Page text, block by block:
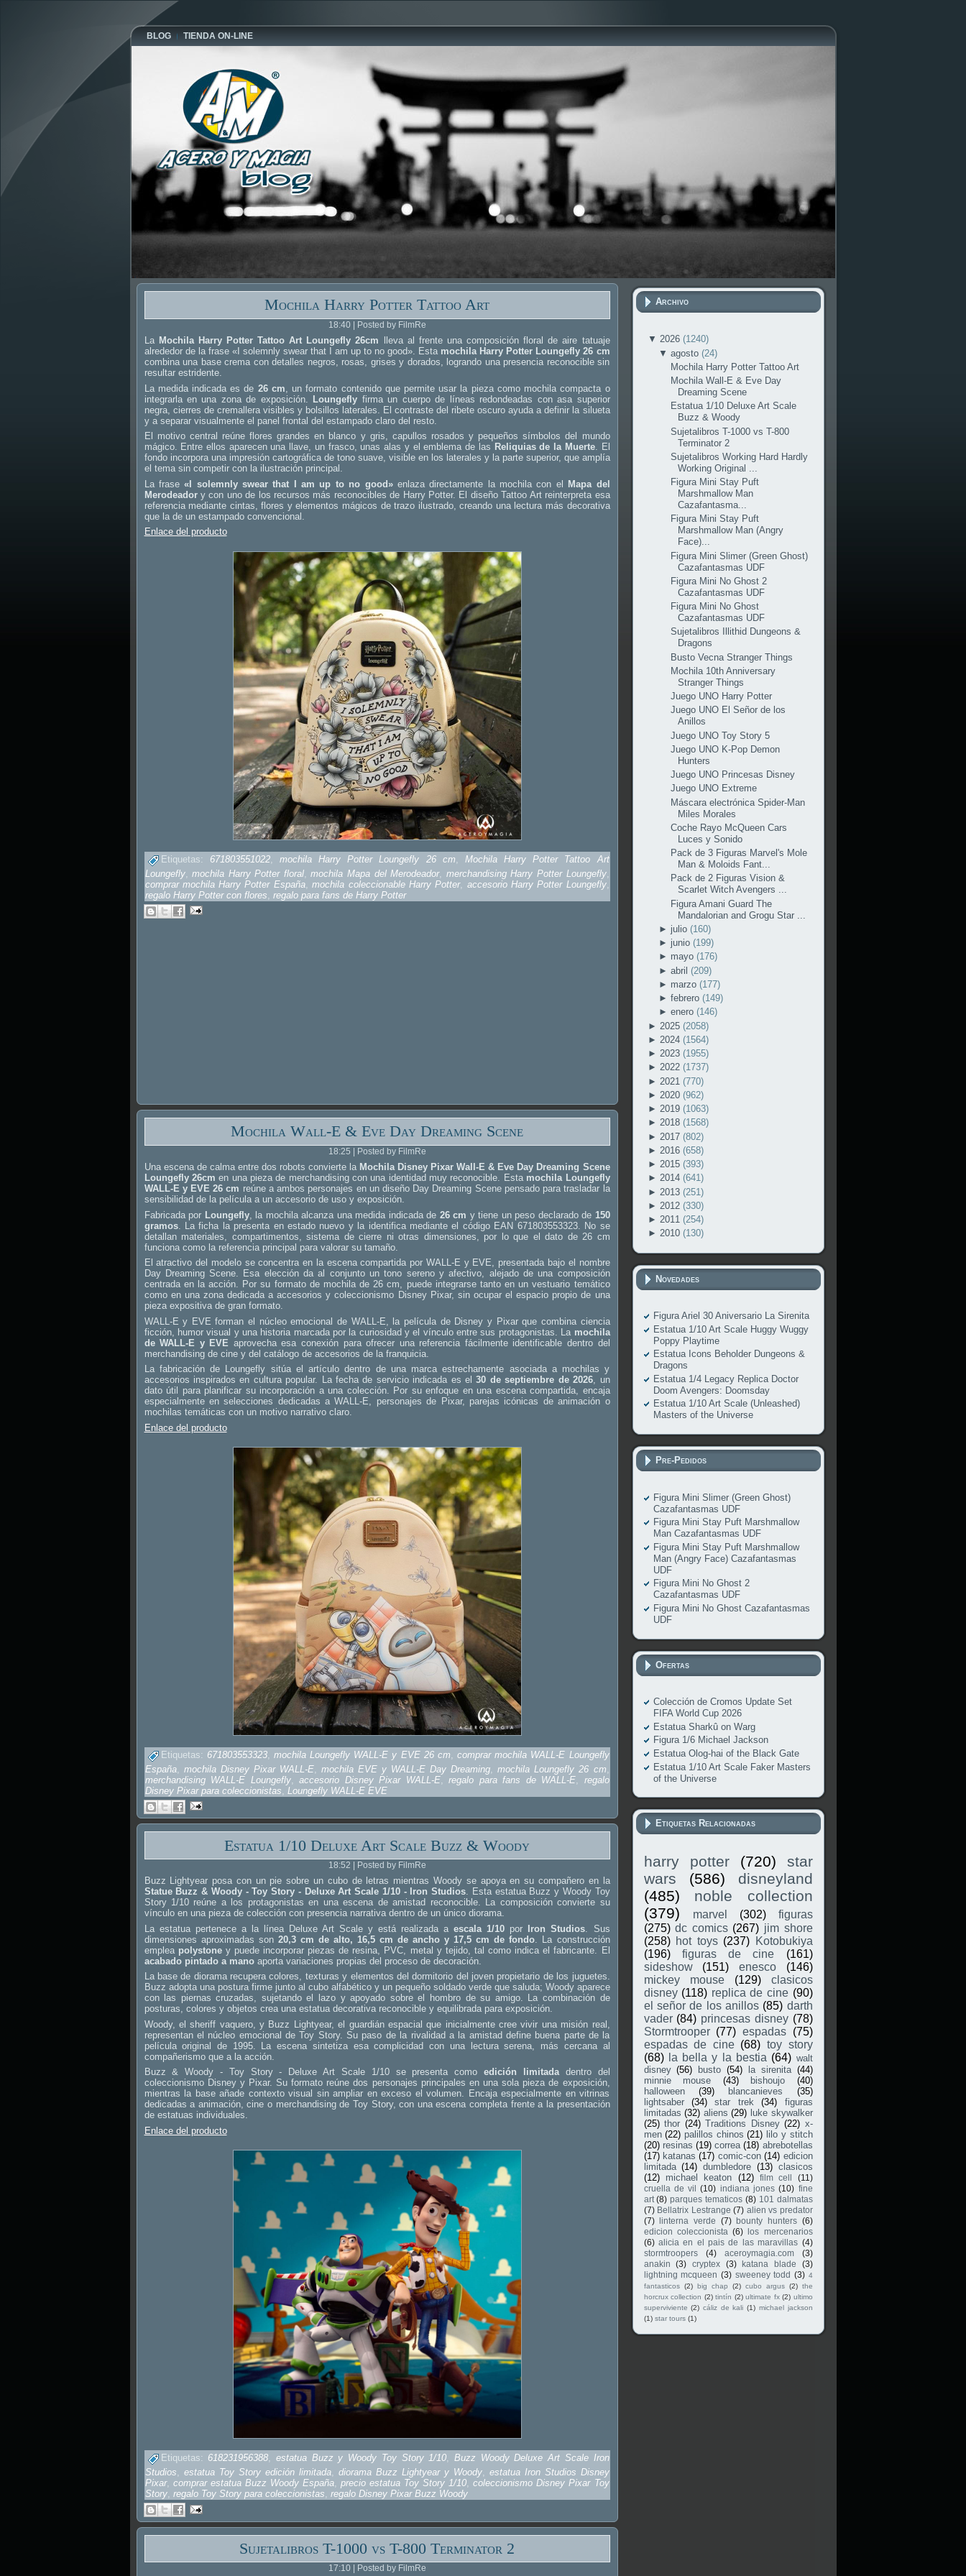
BLOG TIENDA ON-LINE
Mochila Harry Potter Tattoo Art
18:40 | Posted by FilmRe
La Mochila Harry Potter Tattoo Art Loungefly 26cm lleva al frente una composición floral de aire tatuaje
alrededor de la frase «I solemnly swear that I am up to no good». Esta mochila Harry Potter Loungefly 26 cm
combina una base crema con detalles negros, rosas, grises y dorados, logrando una presencia reconocible sin
resultar estridente.
La medida indicada es de 26 cm , un formato contenido que permite usar la pieza como mochila compacta o
integrarla en una zona de exposición.
Loungefly firma un cuerpo de líneas redondeadas con asa superior
negra, cierres de cremallera visibles y bolsillos laterales. El contraste del ribete oscuro ayuda a definir la silueta
y a separar visualmente el panel frontal del estampado claro del resto.
El motivo central reúne flores grandes en blanco y gris, capullos rosados y pequeños símbolos del mundo
mágico. Entre ellos aparecen una llave, un frasco, unas alas y el emblema de las Reliquias de la Muerte. El
fondo incorpora una impresión cartográfica de tono suave, visible en los laterales y la parte superior, que amplía
el tema sin competir con la ilustración principal.
La frase«I solemnly swear that I am up to no good»enlaza directamente la mochila con el
Mapa del
Merodeadory con uno de los recursos más reconocibles de Harry Potter. El diseño Tattoo Art reinterpreta esa
referencia mediante cintas, flores y elementos mágicos de trazo ilustrado, creando una lectura más decorativa
que la de un estampado convencional.
Enlace del producto
Etiquetas: 671803551022, mochila Harry Potter Loungefly 26 cm, Mochila Harry Potter Tattoo Art
Loungefly,mochila Harry Potter floral,mochila Mapa del Merodeador, merchandising Harry Potter Loungefly,
comprar mochila Harry Potter España,mochila coleccionable Harry Potter, accesorio Harry Potter Loungefly,
regalo Harry Potter con flores regalo para fans de Harry Potter
Mochila Wall-E & Eve Day Dreaming Scene
18:25 | Posted by FilmRe
Una escena de calma entre dos robots convierte la Mochila Disney Pixar Wall-E & Eve Day Dreaming Scene
Loungefly 26cm en una pieza de merchandising con una identidad muy reconocible. Esta mochila Loungefly
WALL-E y EVE 26 cm reúne a ambos personajes en un diseño Day Dreaming Scene pensado para trasladar la
sensibilidad de la película a un accesorio de uso y exposición.
Fabricada por Loungefly, la mochila alcanza una medida indicada de 26 cm y tiene un peso declarado de 150
gramos. La ficha la presenta en estado nuevo y la identifica mediante el código EAN 671803553323. No se
detallan materiales, compartimentos, sistema de cierre ni otras dimensiones, por lo que el dato de 26 cm
funciona como la referencia principal para valorar su tamaño.
El atractivo del modelo se concentra en la escena compartida por WALL-E y EVE, presentada bajo el nombre
Day Dreaming Scene. Esa elección da al conjunto un tono sereno y afectivo, alejado de una composición
centrada en la acción. Por su formato de mochila de 26 cm, puede integrarse tanto en un vestuario temático
como en una zona dedicada a accesorios y coleccionismo Disney Pixar, sin ocupar el espacio propio de una
pieza expositiva de gran formato.
WALL-E y EVE forman el núcleo emocional de WALL-E, la película de Disney y Pixar que combina ciencia
ficción, humor visual y una historia marcada por la curiosidad y el vínculo entre sus protagonistas. La mochila
de WALL-E y EVE aprovecha esa conexión para ofrecer una referencia fácilmente identificable dentro del
merchandising de cine y del catálogo de accesorios de la franquicia.
La fabricación de Loungefly sitúa el artículo dentro de una marca estrechamente asociada a mochilas y
accesorios inspirados en cultura popular. La fecha de servicio indicada es el30 de septiembre de 2026, un
dato útil para planificar su incorporación a una colección. Por su enfoque en una escena compartida, encaja
especialmente en selecciones dedicadas a WALL-E, personajes de Pixar, parejas icónicas de animación o
mochilas temáticas con un motivo narrativo claro.
Enlace del producto
Etiquetas: 671803553323, mochila Loungefly WALL-E y EVE 26 cm,comprar mochila WALL-E Loungefly
España, mochila Disney Pixar WALL-E, mochila EVE y WALL-E Day Dreaming,mochila Loungefly 26 cm,
merchandising WALL-E Loungefly, accesorio Disney Pixar WALL-E, regalo para fans de WALL-E, regalo
Disney Pixar para coleccionistas, Loungefly WALL-E EVE
Estatua 1/10 Deluxe Art Scale Buzz & Woody
18:52 | Posted by FilmRe
Buzz Lightyear posa con un pie sobre un cubo de letras mientras Woody se apoya en su compañero en la
Statue Buzz & Woody - Toy Story - Deluxe Art Scale 1/10 - Iron Studios. Esta estatua Buzz y Woody Toy
Story 1/10 reúne a los protagonistas en una escena de amistad reconocible. La composición convierte su
vínculo en una pieza de colección con presencia narrativa dentro de un único diorama.
La estatua pertenece a la línea Deluxe Art Scale y está realizada aescala 1/10 por Iron Studios . Sus
dimensiones aproximadas son 20,3 cm de alto, 16,5 cm de ancho y 17,5 cm de fondo . La construcción
emplea polystoney puede incorporar piezas de resina, PVC, metal y tejido, tal como indica el fabricante. El
acabado pintado a manoaporta variaciones propias del proceso de decoración.
La base de diorama recupera colores, texturas y elementos del dormitorio del joven propietario de los juguetes.
Buzz adopta una postura firme junto al cubo alfabético y un pequeño soldado verde que saluda; Woody aparece
con las piernas cruzadas, sujetando el lazo y apoyado sobre el hombro de su amigo. La combinación de
posturas, colores y objetos crea una estatua decorativa reconocible y equilibrada para exposición.
Woody, el sheriff vaquero, y Buzz Lightyear, el guardián espacial que inicialmente cree vivir una misión real,
representan el núcleo emocional de Toy Story. Su paso de la rivalidad a la amistad define buena parte de la
película original de 1995. La escena sintetiza esa complicidad con una lectura serena, más cercana al
compañerismo que a la acción.
Buzz & Woody - Toy Story - Deluxe Art Scale 1/10 se presenta comoedición limitadadentro del
coleccionismo Disney y Pixar. Su formato reúne dos personajes principales en una sola pieza de exposición,
mientras la base añade contexto visual sin ampliar en exceso el volumen. Encaja especialmente en vitrinas
dedicadas a animación, cine o merchandising de Toy Story, con una escena completa frente a la presentación
de estatuas individuales.
Enlace del producto
Etiquetas: 618231956388, estatua Buzz y Woody Toy Story 1/10, Buzz Woody Deluxe Art Scale Iron
Studios, estatua Toy Story edición limitada, diorama Buzz Lightyear y Woody, estatua Iron Studios Disney
Pixar, comprar estatua Buzz Woody España, precio estatua Toy Story 1/10,coleccionismo Disney Pixar Toy
Story, regalo Toy Story para coleccionistas, regalo Disney Pixar Buzz Woody
Sujetalibros T-1000 vs T-800 Terminator 2
17:10 | Posted by FilmRe
Archivo
▼ 2026 (1240)
▼agosto(24)
Mochila Harry Potter Tattoo Art
Mochila Wall-E & Eve Day
Dreaming Scene
Estatua 1/10 Deluxe Art Scale
Buzz & Woody
Sujetalibros T-1000 vs T-800
Terminator 2
Sujetalibros Working Hard Hardly
Working Original ...
Figura Mini Stay Puft
Marshmallow Man
Cazafantasma...
Figura Mini Stay Puft
Marshmallow Man (Angry
Face)...
Figura Mini Slimer (Green Ghost)
Cazafantasmas UDF
Figura Mini No Ghost 2
Cazafantasmas UDF
Figura Mini No Ghost
Cazafantasmas UDF
Sujetalibros Illithid Dungeons &
Dragons
Busto Vecna Stranger Things
Mochila 10th Anniversary
Stranger Things
Juego UNO Harry Potter
Juego UNO El Señor de los
Anillos
Juego UNO Toy Story 5
Juego UNO K-Pop Demon
Hunters
Juego UNO Princesas Disney
Juego UNO Extreme
Máscara electrónica Spider-Man
Miles Morales
Coche Rayo McQueen Cars
Luces y Sonido
Pack de 3 Figuras Marvel's Mole
Man & Moloids Fant...
Pack de 2 Figuras Vision &
Scarlet Witch Avengers ...
Figura Amani Guard The
Mandalorian and Grogu Star ...
► julio(160)
► junio(199)
► mayo(176)
►abril(209)
► marzo(177)
►febrero(149)
►enero(146)
► 2025 (2058)
► 2024 (1564)
► 2023 (1955)
► 2022 (1737)
► 2021 (770)
► 2020 (962)
► 2019 (1063)
► 2018 (1568)
► 2017 (802)
► 2016 (658)
► 2015 (393)
► 2014 (641)
► 2013 (251)
► 2012 (330)
► 2011 (254)
► 2010 (130)
Novedades
Figura Ariel 30 Aniversario La Sirenita
Estatua 1/10 Art Scale Huggy Wuggy
Poppy Playtime
Estatua Icons Beholder Dungeons &
Dragons
Estatua 1/4 Legacy Replica Doctor
Doom Avengers: Doomsday
Estatua 1/10 Art Scale (Unleashed)
Masters of the Universe
Pre-Pedidos
Figura Mini Slimer (Green Ghost)
Cazafantasmas UDF
Figura Mini Stay Puft Marshmallow
Man Cazafantasmas UDF
Figura Mini Stay Puft Marshmallow
Man (Angry Face) Cazafantasmas
UDF
Figura Mini No Ghost 2
Cazafantasmas UDF
Figura Mini No Ghost Cazafantasmas
UDF
Ofertas
Colección de Cromos Update Set
FIFA World Cup 2026
Estatua Sharkû on Warg
Figura 1/6 Michael Jackson
Estatua Olog-hai of the Black Gate
Estatua 1/10 Art Scale Faker Masters
of the Universe
Etiquetas Relacionadas
harry potter (720)
star
wars
(586)
disneyland
(485)
noble collection
(379)
marvel (302)
figuras
(275) dc comics (267) jim shore
(258) hot toys (237) Kotobukiya
(196)
figuras de cine
(161)
sideshow
(151) enesco
(146)
mickey mouse
(129)
clasicos
disney (118) replica de cine (90)
el señor de los anillos (85) darth
vader (84) princesas disney (78)
Stormtrooper (77) espadas (75)
espadas de cine (68) toy story
(68)
la bella y la bestia (64) walt
disney (56) busto (54) la sirenita (44)
minnie mouse
(43) bishoujo
(40)
halloween
(39) blancanieves
(35)
lightsaber
(34) star trek (34)
figuras
limitadas (32) aliens (29) luke skywalker
(25) thor (24) Traditions Disney (22) x-
men (22) palillos chinos (21) lilo y stitch
(20) resinas (19) correa (18) abrebotellas
(17) katanas (17) comic-con (14) edicion
limitada (14) dumbledore (13) clasicos
(12)
michael keaton (12) film cell
(11)
cruella de vil
(10) indiana jones (10) fine
art (8) parques tematicos (8) 101 dalmatas
(7) Bellatrix Lestrange (7) alien vs predator
(7)
linterna verde (7) bounty hunters (6)
edicion coleccionista (6)
los mercenarios
(6) alicia en el pais de las maravillas (4)
stormtroopers
(4) aceroymagia.com
(3)
anakin
(3) cryptex (3) katana blade
(3)
lightning mcqueen (3) sweeney todd (3) 4
fantasticos (2) big chap (2) cubo argus (2) the
horcrux collection (2) tintín (2) ultimate fx (2) ultimo
superviviente (2) cáliz de kali (1) michael jackson
(1) star tours (1)